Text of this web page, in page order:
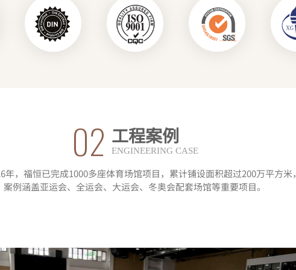
02 工程案例
ENGINEERING CASE
年，福恒已完成1000多座体育场馆项目，累计铺设面积超过200万平方米，
案例涵盖亚运会、全运会、大运会、冬奥会配套场馆等重要项目。